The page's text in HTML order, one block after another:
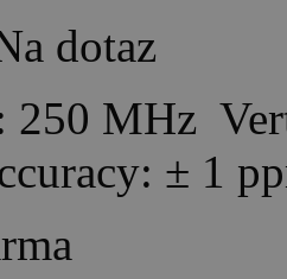
dotaz
250 MHz
± 1